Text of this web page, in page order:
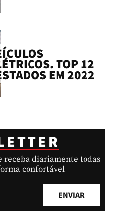
TOP 12
EM 2022
receba diariamente todas
confortável
ENVIAR